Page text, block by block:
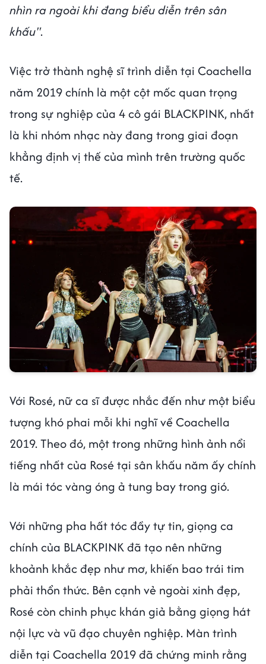
nhìn ra ngoài khi đang biểu diễn trên sân
khấu".
Việc trở thành nghệ sĩ trình diễn tại Coachella
năm 2019 chính là một cột mốc quan trọng
trong sự nghiệp của 4 cô gái BLACKPINK, nhất
là khi nhóm nhạc này đang trong giai đoạn
khẳng định vị thế của mình trên trường quốc
tế.
Với Rosé, nữ ca sĩ được nhắc đến như một biểu
tượng khó phai mỗi khi nghĩ về Coachella
2019. Theo đó, một trong những hình ảnh nổi
tiếng nhất của Rosé tại sân khấu năm ấy chính
là mái tóc vàng óng ả tung bay trong gió.
Với những pha hất tóc đầy tự tin, giọng ca
chính của BLACKPINK đã tạo nên những
khoảnh khắc đẹp như mơ, khiến bao trái tim
phải thổn thức. Bên cạnh vẻ ngoài xinh đẹp,
Rosé còn chinh phục khán giả bằng giọng hát
nội lực và vũ đạo chuyên nghiệp. Màn trình
diễn tại Coachella 2019 đã chứng minh rằng